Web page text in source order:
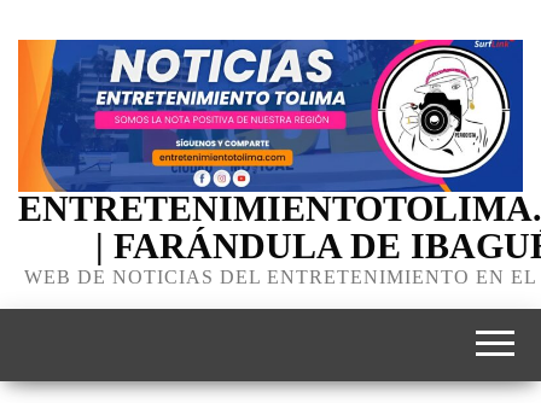
| FARÁNDULA DE
WEB DE NOTICIAS DEL ENTRETENIMIENTO EN